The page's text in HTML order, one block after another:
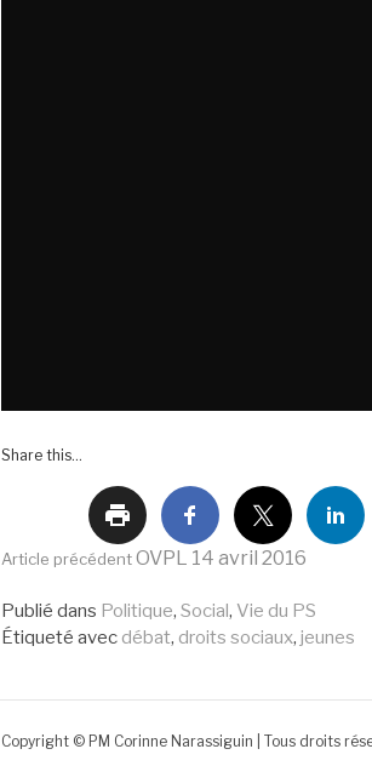
Share this...
Lire
la
suite
Article précédentOVPL 14 avril 2016
Publié dans Politique, Social, Vie du PS
Étiqueté avec débat, droits sociaux, jeunes
Copyright © PM Corinne Narassiguin | Tous droits